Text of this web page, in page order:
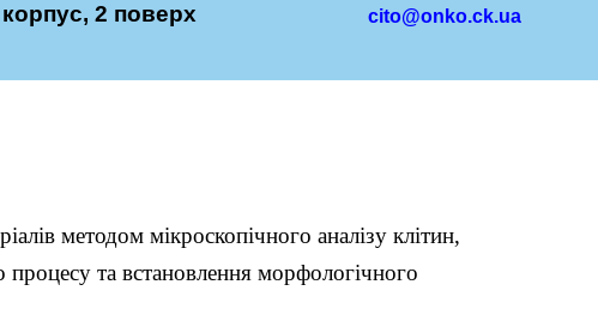
2 поверх
cito@onko.ck.ua
методом мікроскопічного аналізу клітин,
та встановлення морфологічного